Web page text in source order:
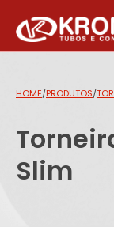
HOME/PRODUTOS/
Slim